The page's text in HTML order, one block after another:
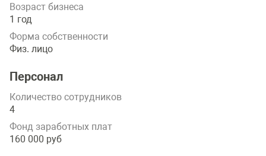
Возраст бизнеса
1 год
Форма собственности
Физ. лицо
Персонал
Количество сотрудников
4
Фонд заработных плат
160 000 руб